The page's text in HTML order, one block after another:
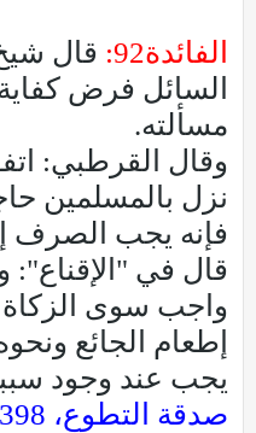
الفائدة92:
قال
السائل فرض
مسألته.
وقال القرطبي:
نزل بالمسلمين
فإنه يجب الصرف
قال في
واجب سوى الزكاة
إطعام الجائع
يجب عند وجود
صدقة التطوع، 3/398].